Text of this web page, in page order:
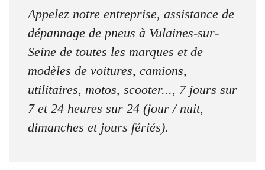
Appelez notre entreprise, assistance de
dépannage de pneus à Vulaines-sur-
Seine de toutes les marques et de
modèles de voitures, camions,
utilitaires, motos, scooter..., 7 jours sur
7 et 24 heures sur 24 (jour / nuit,
dimanches et jours fériés).